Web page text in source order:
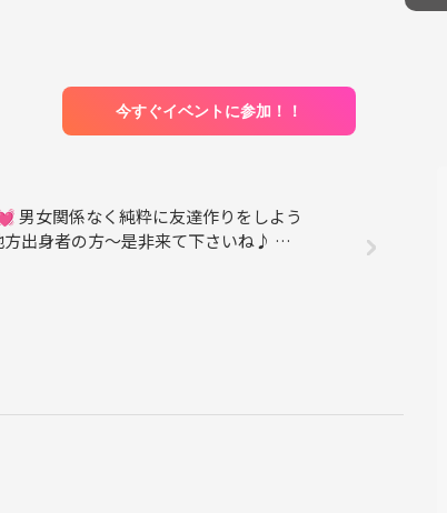
今すぐイベントに参加！！
男女関係なく純粋に友達作りをしよう
出身者の方～是非来て下さいね♪ 毎